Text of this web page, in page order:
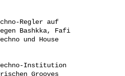
Regler auf
Bashkka, Fafi
und House
Institution
Grooves